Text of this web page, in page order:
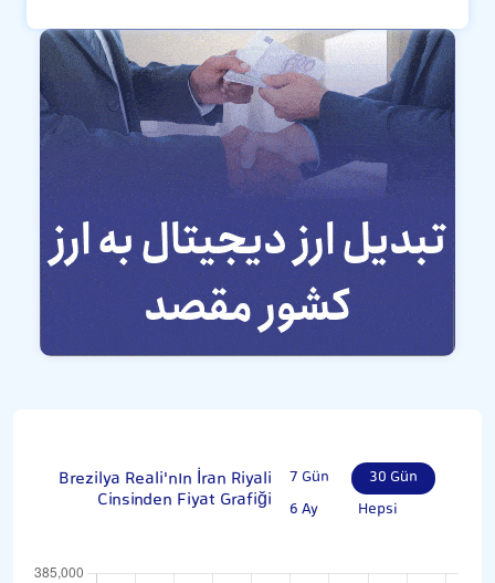
Brezilya Reali'nın İran Riyali
Cinsinden Fiyat Grafiği
7 Gün
30 Gün
6 Ay
Hepsi